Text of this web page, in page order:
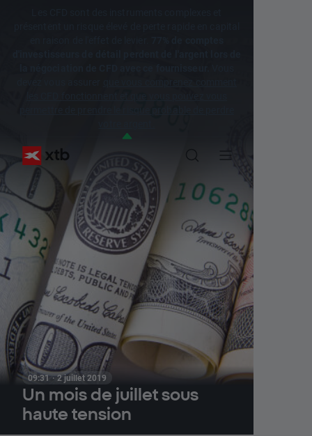
09:31 · 2 juillet 2019
Un mois de juillet sous
haute tension